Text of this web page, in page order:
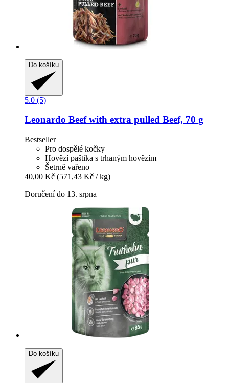
Do košíku
5.0 (5)
Leonardo Beef with extra pulled Beef, 70 g
Bestseller
Pro dospělé kočky
Hovězí paštika s trhaným hovězím
Šetrně vařeno
40,00 Kč (571,43 Kč / kg)
Doručení do 13. srpna
Do košíku